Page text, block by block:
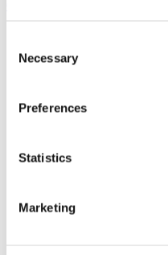
Selection
Necessary
Preferences
Statistics
Marketing